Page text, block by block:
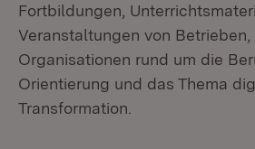
Fortbildungen,
Veranstaltungen von
Organisationen rund um die
Orientierung und das Thema
Transformation.